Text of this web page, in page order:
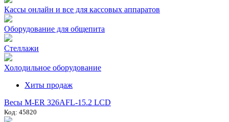
Кассы онлайн и все для кассовых аппаратов
Оборудование для общепита
Стеллажи
Холодильное оборудование
Хиты продаж
Весы M-ER 326AFL-15.2 LCD
Код: 45820